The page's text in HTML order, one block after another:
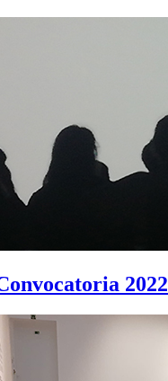
2022